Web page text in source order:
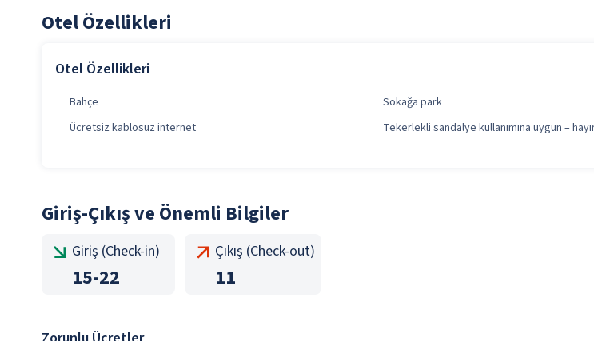
Otel Özellikleri
Otel Özellikleri
Bahçe Sokağa park
Ücretsiz kablosuz internet
Tekerlekli sandalye kullanımına uygun –
Giriş-Çıkış ve Önemli Bilgiler
Giriş (Check-in)
15-22
Çıkış (Check-out)
11